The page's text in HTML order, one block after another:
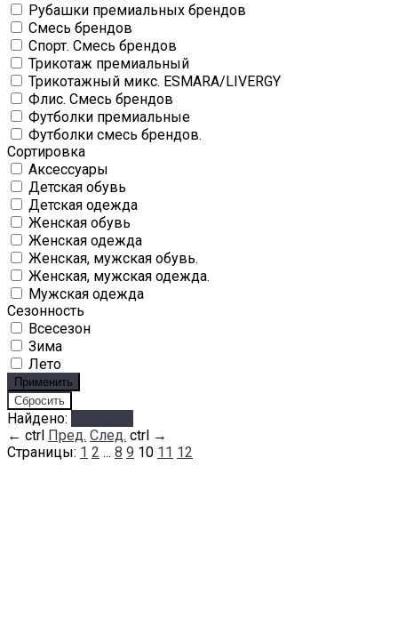
Рубашки премиальных брендов
Смесь брендов
Спорт. Смесь брендов
Трикотаж премиальный
Трикотажный микс. ESMARA/LIVERGY
Флис. Смесь брендов
Футболки премиальные
Футболки смесь брендов.
Сортировка
Аксессуары
Детская обувь
Детская одежда
Женская обувь
Женская одежда
Женская, мужская обувь.
Женская, мужская одежда.
Мужская одежда
Сезонность
Всесезон
Зима
Лето
Найдено:
← ctrl Пред. След. ctrl →
Страницы: 1 2 ... 8 9 10 11 12